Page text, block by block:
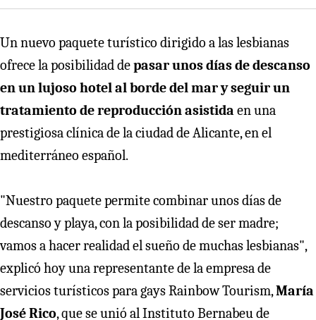
Un nuevo paquete turístico dirigido a las lesbianas
ofrece la posibilidad depasar unos días de descanso
en un lujoso hotel al borde del mar y seguir un
tratamiento de reproducción asistida en una
prestigiosa clínica de la ciudad de Alicante, en el
mediterráneo español.
"Nuestro paquete permite combinar unos días de
descanso y playa, con la posibilidad de ser madre;
vamos a hacer realidad el sueño de muchas lesbianas",
explicó hoy una representante de la empresa de
servicios turísticos para gays Rainbow Tourism,María
José Rico, que se unió al Instituto Bernabeu de